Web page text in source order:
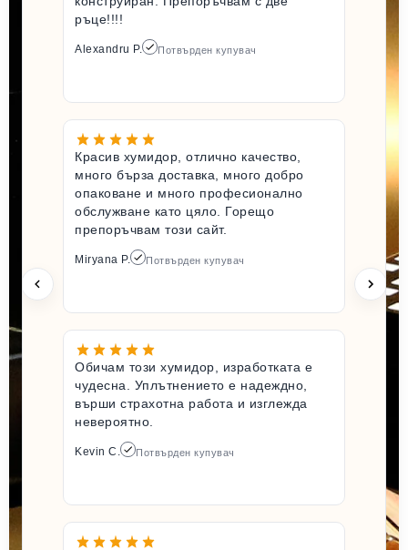
ръце!!!!
Alexandru P. Потвърден купувач
Красив хумидор, отлично качество,
много бърза доставка, много добро
опаковане и много професионално
обслужване като цяло. Горещо
препоръчвам този сайт.
Miryana P. Потвърден купувач
Обичам този хумидор, изработката е
чудесна. Уплътнението е надеждно,
върши страхотна работа и изглежда
невероятно.
Kevin C. Потвърден купувач